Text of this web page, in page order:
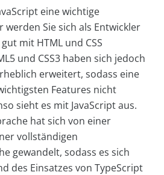
eine wichtige
werden Sie sich als Entwickler
mit HTML und CSS
und CSS3 haben sich jedoch
erweitert, sodass eine
Features nicht
sieht es mit JavaScript aus.
hat sich von einer
vollständigen
gewandelt, sodass es sich
des Einsatzes von TypeScript